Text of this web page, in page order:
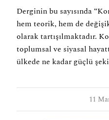
Derginin bu sayısında
hem teorik, hem de
olarak tartışılmaktadır.
toplumsal ve siyasal
ülkede ne kadar güçlü
11